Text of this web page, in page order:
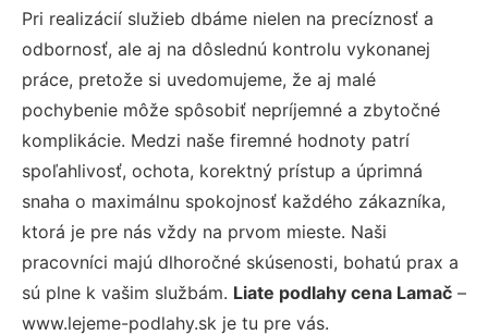
Pri realizácií služieb dbáme nielen na precíznosť a
odbornosť, ale aj na dôslednú kontrolu vykonanej
práce, pretože si uvedomujeme, že aj malé
pochybenie môže spôsobiť nepríjemné a zbytočné
komplikácie. Medzi naše firemné hodnoty patrí
spoľahlivosť, ochota, korektný prístup a úprimná
snaha o maximálnu spokojnosť každého zákazníka,
ktorá je pre nás vždy na prvom mieste. Naši
pracovníci majú dlhoročné skúsenosti, bohatú prax a
sú plne k vašim službám. Liate podlahy cena Lamač –
www.lejeme-podlahy.sk je tu pre vás.